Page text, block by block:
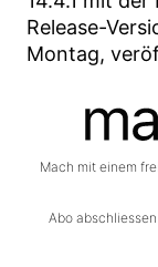
Release-
Montag,
Mach mit einem
Abo abschliessen